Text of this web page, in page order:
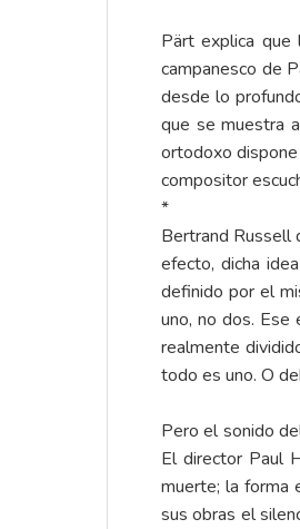
Pärt explica que
campanesco de
desde lo
que se muestra
ortodoxo
compositor
*
Bertrand Russell
efecto, dicha
definido por el
uno, no dos. Ese
realmente
todo es uno. O
Pero el sonido
El director Paul
muerte; la forma
sus obras el